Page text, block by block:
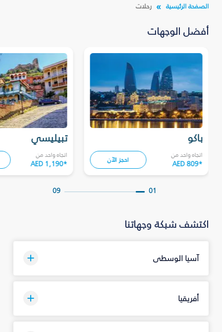
الصفحة الرئيسية رحلات
أفضل الوجهات
تبيليسي
اتجاه واحد من
AED 1,190*
باكو
اتجاه واحد من
AED 809* احجز الآن
09 01
اكتشف شبكة وجهاتنا
آسيا الوسطى
أفريقيا